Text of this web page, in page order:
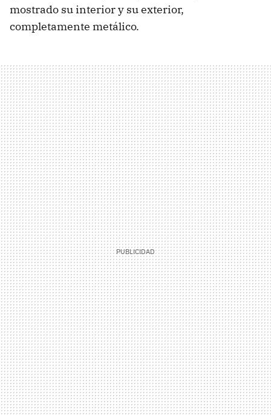
mostrado su interior y su exterior,
completamente metálico.